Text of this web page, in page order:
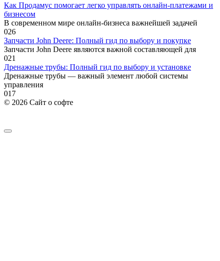
Как Продамус помогает легко управлять онлайн-платежами и
бизнесом
В современном мире онлайн-бизнеса важнейшей задачей
026
Запчасти John Deere: Полный гид по выбору и покупке
Запчасти John Deere являются важной составляющей для
021
Дренажные трубы: Полный гид по выбору и установке
Дренажные трубы — важный элемент любой системы
управления
017
© 2026 Сайт о софте